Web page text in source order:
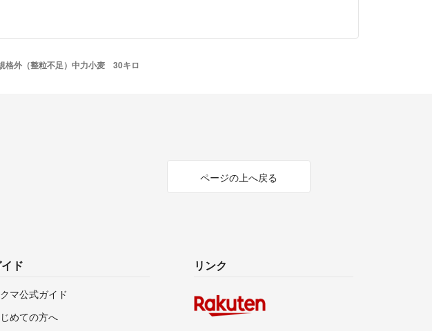
格外（整粒不足）中力小麦 30キロ
ページの上へ戻る
ド
マ公式ガイド
めての方へ
リンク